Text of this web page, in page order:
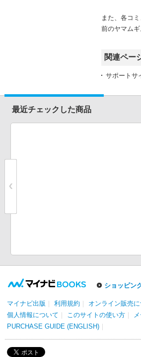
また、各コ
前のヤマムギ
関連ペー
サポートサ
最近チェックした商品
ショッピン
マイナビ出版 利用規約 オンライン販売
個人情報について
このサイトの使い方
PURCHASE GUIDE (ENGLISH)